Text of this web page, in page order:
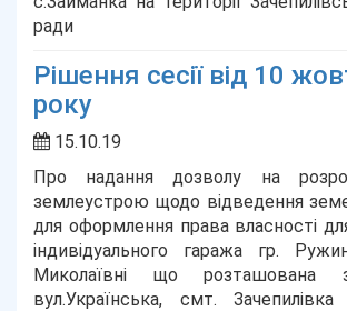
ради
Рішення сесії від 10
року
15.10.19
Про надання дозволу на
землеустрою щодо відведення
для оформлення права власності
індивідуального гаража гр.
Миколаївні що розташована
вул.Українська, смт. Зачепилівка